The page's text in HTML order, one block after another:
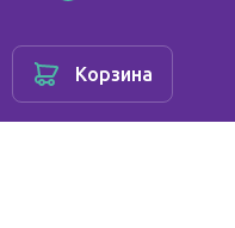
Корзина